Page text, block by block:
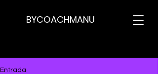
BYCOACHMANU
Entrada